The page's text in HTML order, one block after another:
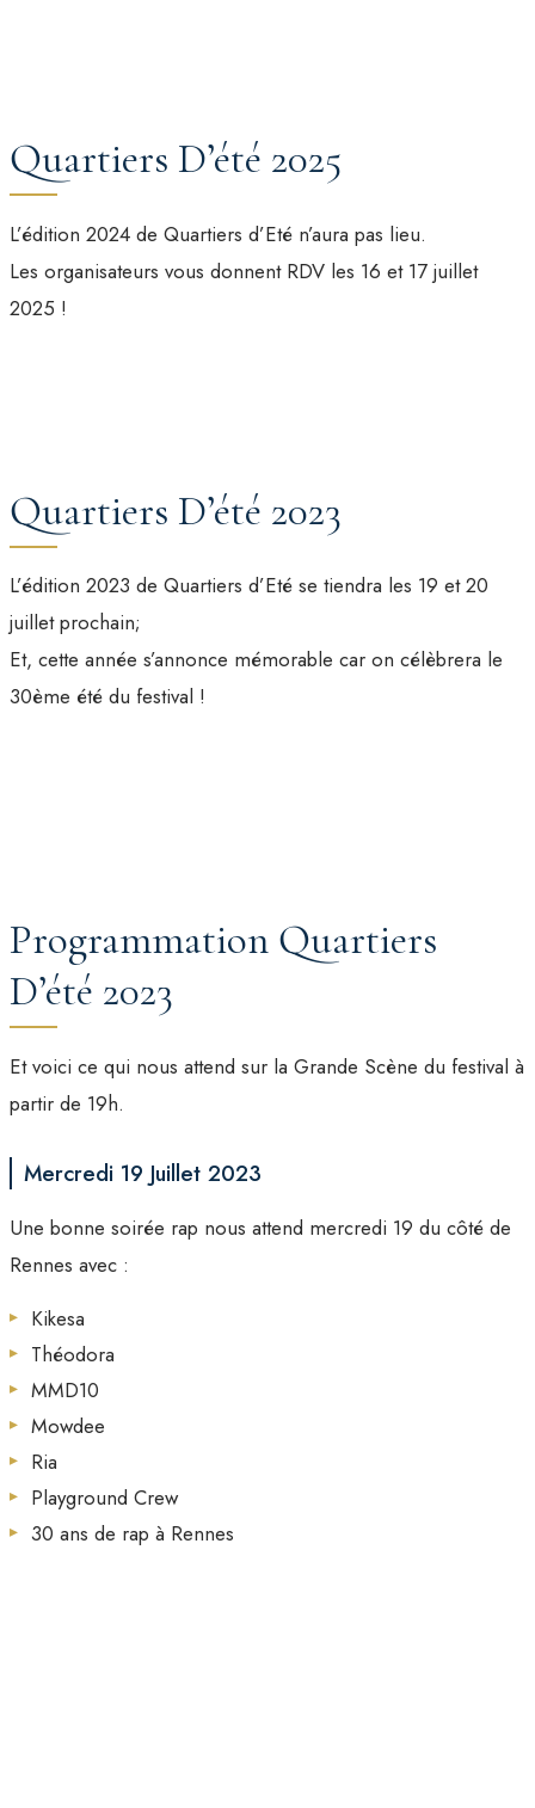
Quartiers D’été 2025
L’édition 2024 de Quartiers d’Eté n’aura pas lieu.
Les organisateurs vous donnent RDV les 16 et 17 juillet
2025 !
Quartiers D’été 2023
L’édition 2023 de Quartiers d’Eté se tiendra les 19 et 20
juillet prochain;
Et, cette année s’annonce mémorable car on célèbrera le
30ème été du festival !
Programmation Quartiers
D’été 2023
Et voici ce qui nous attend sur la Grande Scène du festival à
partir de 19h.
Mercredi 19 Juillet 2023
Une bonne soirée rap nous attend mercredi 19 du côté de
Rennes avec :
Kikesa
Théodora
MMD10
Mowdee
Ria
Playground Crew
30 ans de rap à Rennes